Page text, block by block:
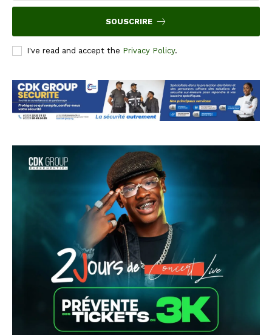
SOUSCRIRE
I've read and accept the Privacy Policy.